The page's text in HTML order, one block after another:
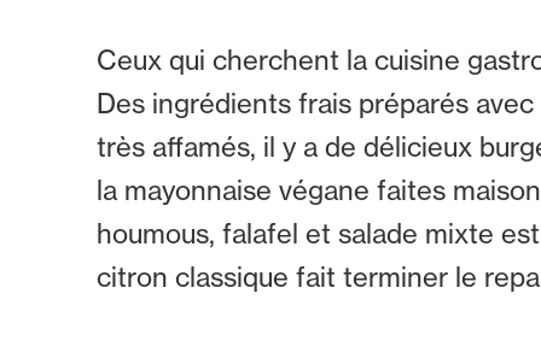
Ceux qui cherchent la cuisine
Des ingrédients frais préparés
très affamés, il y a de délicieux
la mayonnaise végane faites
houmous, falafel et salade mixte
citron classique fait terminer le